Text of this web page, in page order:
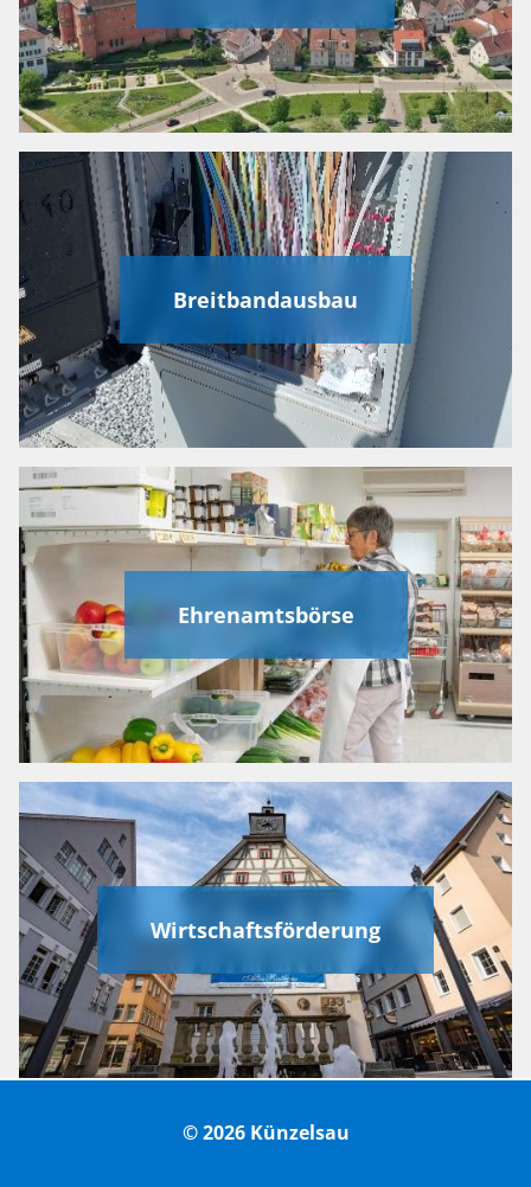
Breitbandausbau
Ehrenamtsbörse
Wirtschaftsförderung
© 2026 Künzelsau